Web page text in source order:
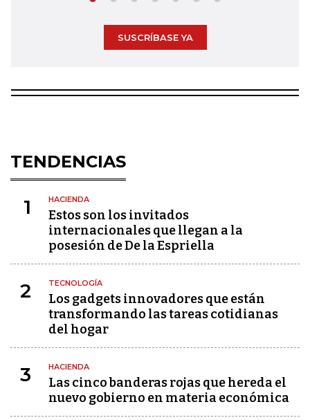
SUSCRÍBASE YA
TENDENCIAS
1 HACIENDA
Estos son los invitados
internacionales que llegan a la
posesión de De la Espriella
2 TECNOLOGÍA
Los gadgets innovadores que están
transformando las tareas cotidianas
del hogar
3 HACIENDA
Las cinco banderas rojas que hereda el
nuevo gobierno en materia económica